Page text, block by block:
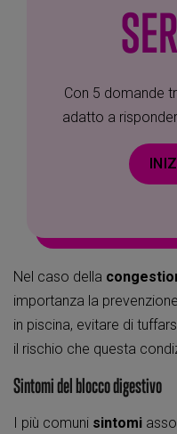
Con 5 domande
adatto a
Nel caso della
importanza la
in piscina, evitare di
il rischio che questa
Sintomi del blocco digestivo
I più comuni sintomi